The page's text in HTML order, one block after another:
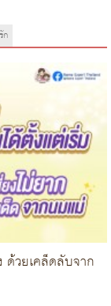
ก
ด้วยเคล็ดลับจาก